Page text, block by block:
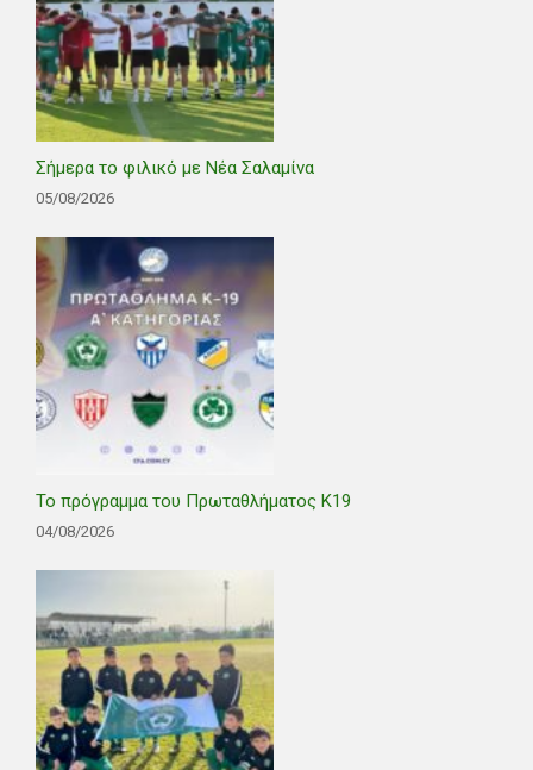
Σήμερα το φιλικό με Νέα Σαλαμίνα
05/08/2026
Το πρόγραμμα του Πρωταθλήματος Κ19
04/08/2026